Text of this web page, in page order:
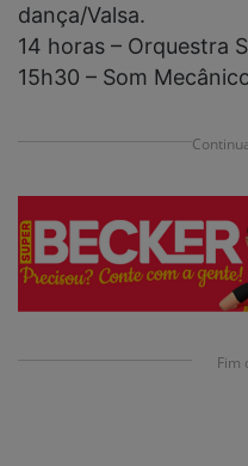
dança/Valsa.
14 horas – Orquestra
15h30 – Som
Fim